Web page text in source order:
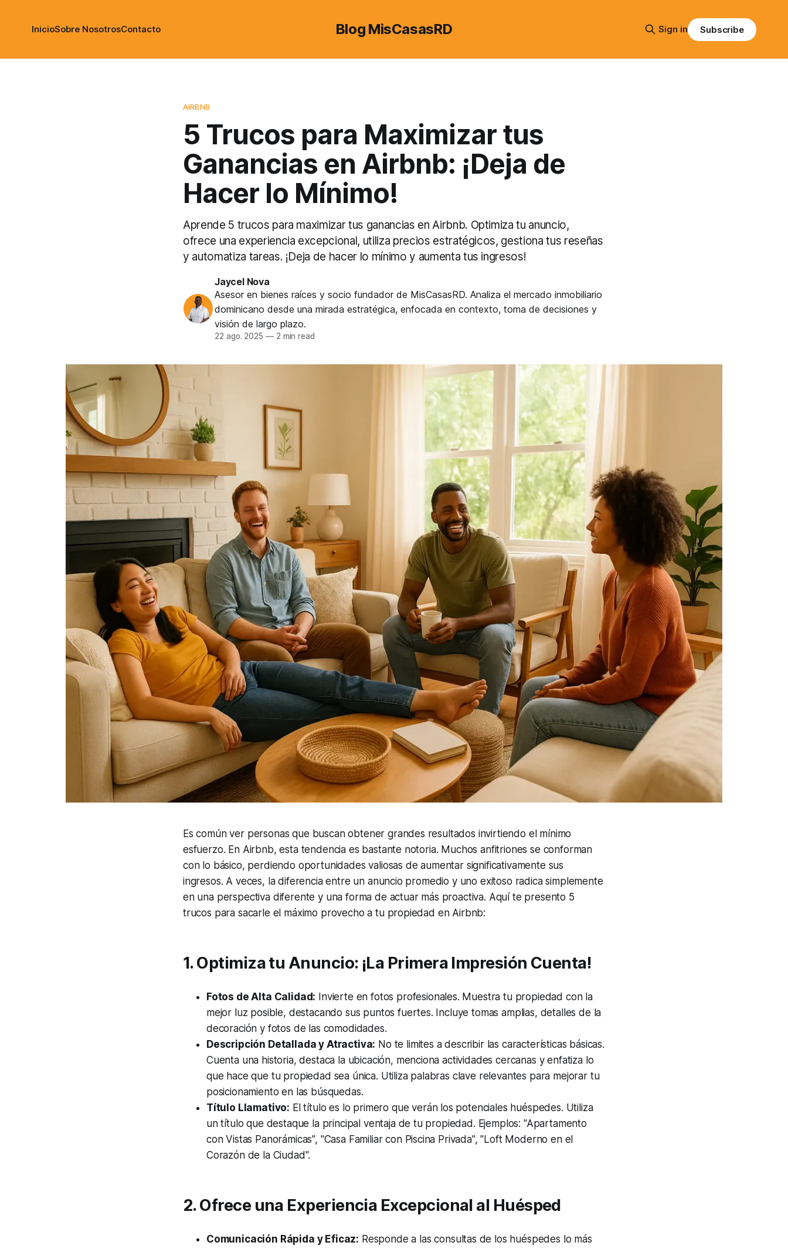
Blog MisCasasRD
InicioSobre NosotrosContacto Sign in Subscribe
AIRBNB
5 Trucos para Maximizar tus
Ganancias en Airbnb: ¡Deja de
Hacer lo Mínimo!
Aprende 5 trucos para maximizar tus ganancias en Airbnb. Optimiza tu anuncio,
ofrece una experiencia excepcional, utiliza precios estratégicos, gestiona tus reseñas
y automatiza tareas. ¡Deja de hacer lo mínimo y aumenta tus ingresos!
Jaycel Nova
Asesor en bienes raíces y socio fundador de MisCasasRD. Analiza el mercado inmobiliario
dominicano desde una mirada estratégica, enfocada en contexto, toma de decisiones y
visión de largo plazo.
22 ago. 2025 —2 min read
Es común ver personas que buscan obtener grandes resultados invirtiendo el mínimo
esfuerzo. En Airbnb, esta tendencia es bastante notoria. Muchos anfitriones se conforman
con lo básico, perdiendo oportunidades valiosas de aumentar significativamente sus
ingresos. A veces, la diferencia entre un anuncio promedio y uno exitoso radica simplemente
en una perspectiva diferente y una forma de actuar más proactiva. Aquí te presento 5
trucos para sacarle el máximo provecho a tu propiedad en Airbnb:
1. Optimiza tu Anuncio: ¡La Primera Impresión Cuenta!
Fotos de Alta Calidad: Invierte en fotos profesionales. Muestra tu propiedad con la
mejor luz posible, destacando sus puntos fuertes. Incluye tomas amplias, detalles de la
decoración y fotos de las comodidades.
Descripción Detallada y Atractiva: No te limites a describir las características básicas.
Cuenta una historia, destaca la ubicación, menciona actividades cercanas y enfatiza lo
que hace que tu propiedad sea única. Utiliza palabras clave relevantes para mejorar tu
posicionamiento en las búsquedas.
Título Llamativo: El título es lo primero que verán los potenciales huéspedes. Utiliza
un título que destaque la principal ventaja de tu propiedad. Ejemplos: "Apartamento
con Vistas Panorámicas", "Casa Familiar con Piscina Privada", "Loft Moderno en el
Corazón de la Ciudad".
2. Ofrece una Experiencia Excepcional al Huésped
Comunicación Rápida y Eficaz: Responde a las consultas de los huéspedes lo más